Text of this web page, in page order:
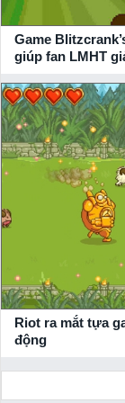
Game
giúp fan LMHT
Riot ra mắt tựa
động